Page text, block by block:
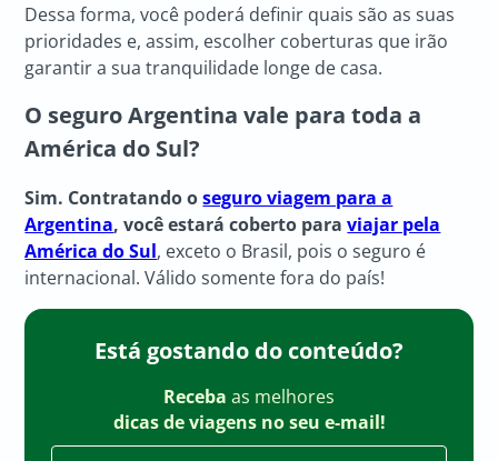
Dessa forma, você poderá definir quais são as suas
prioridades e, assim, escolher coberturas que irão
garantir a sua tranquilidade longe de casa.
O seguro Argentina vale para toda a
América do Sul?
Sim. Contratando oseguro viagem para a
Argentina, você estará coberto paraviajar pela
América do Sul, exceto o Brasil, pois o seguro é
internacional. Válido somente fora do país!
Está gostando do conteúdo?
Receba as melhores
dicas de viagens no seu e-mail!